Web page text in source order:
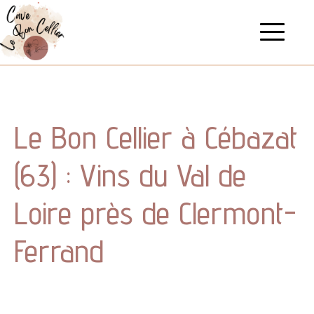
Le Bon Cellier à Cébazat
(63) : Vins du Val de
Loire près de Clermont-
Ferrand